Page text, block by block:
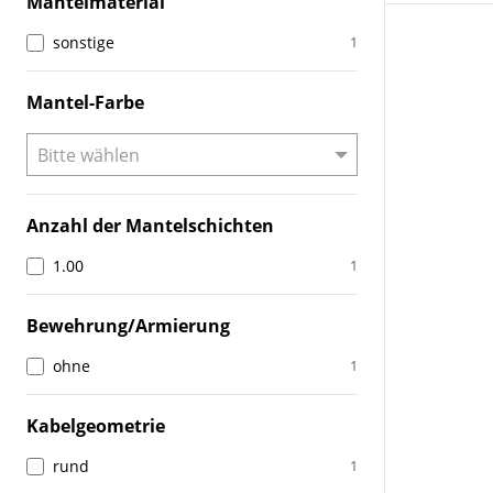
sonstige 1
Mantel-Farbe
Anzahl der Mantelschichten
1.00 1
Bewehrung/Armierung
ohne 1
Kabelgeometrie
rund 1